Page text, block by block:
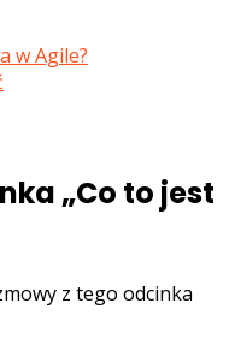
w Agile?
„Co to jest
z tego odcinka